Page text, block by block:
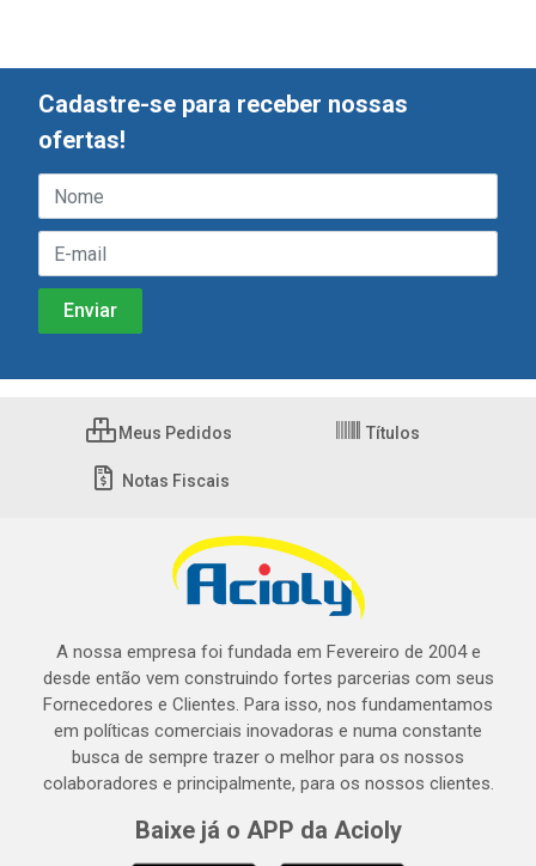
Cadastre-se para receber nossas
ofertas!
Meus Pedidos Títulos
Notas Fiscais
A nossa empresa foi fundada em Fevereiro de 2004 e
desde então vem construindo fortes parcerias com seus
Fornecedores e Clientes. Para isso, nos fundamentamos
em políticas comerciais inovadoras e numa constante
busca de sempre trazer o melhor para os nossos
colaboradores e principalmente, para os nossos clientes.
Baixe já o APP da Acioly